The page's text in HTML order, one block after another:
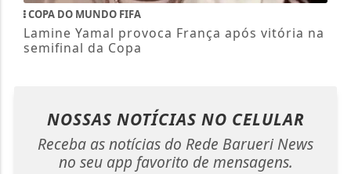
COPA DO MUNDO FIFA
Lamine Yamal provoca França após vitória na
semifinal da Copa
NOSSAS NOTÍCIAS NO CELULAR
Receba as notícias do Rede Barueri News
no seu app favorito de mensagens.